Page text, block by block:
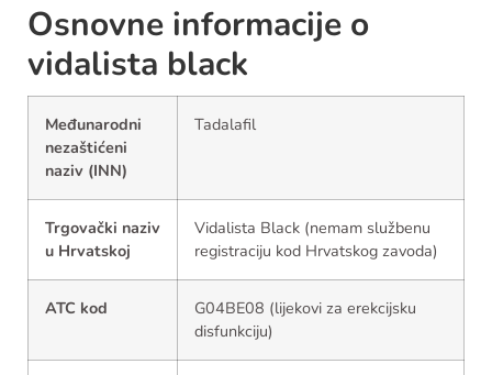
Osnovne informacije o
vidalista black
Međunarodni
nezaštićeni
naziv (INN)
Tadalafil
Trgovački naziv
u Hrvatskoj
Vidalista Black (nemam službenu
registraciju kod Hrvatskog zavoda)
ATC kod
G04BE08 (lijekovi za erekcijsku
disfunkciju)